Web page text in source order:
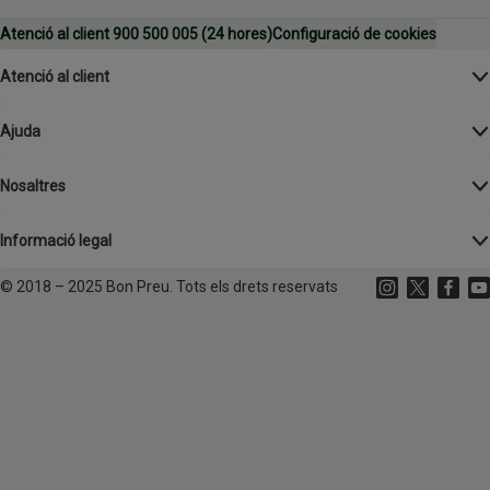
Atenció al client 900 500 005 (24 hores)Configuració de cookies
Atenció al client
Ajuda
Nosaltres
Informació legal
© 2018 – 2025 Bon Preu. Tots els drets reservats Instagram
(s'obre en
X (s'obre